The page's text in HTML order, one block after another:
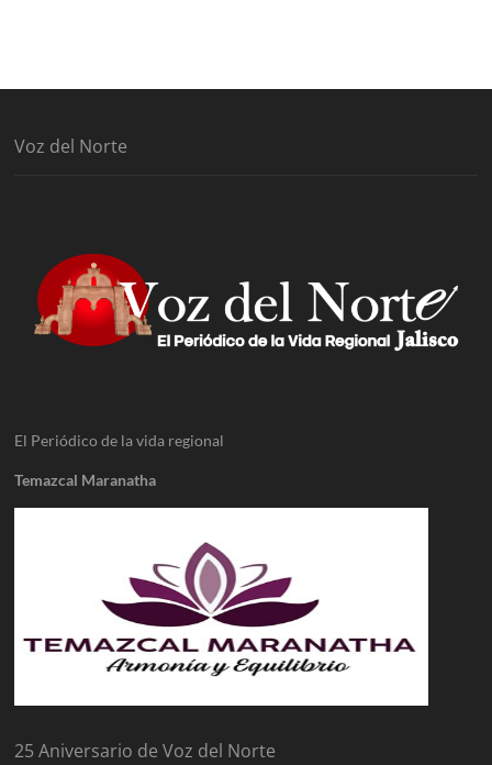
Voz del Norte
El Periódico de la vida regional
Temazcal Maranatha
25 Aniversario de Voz del Norte